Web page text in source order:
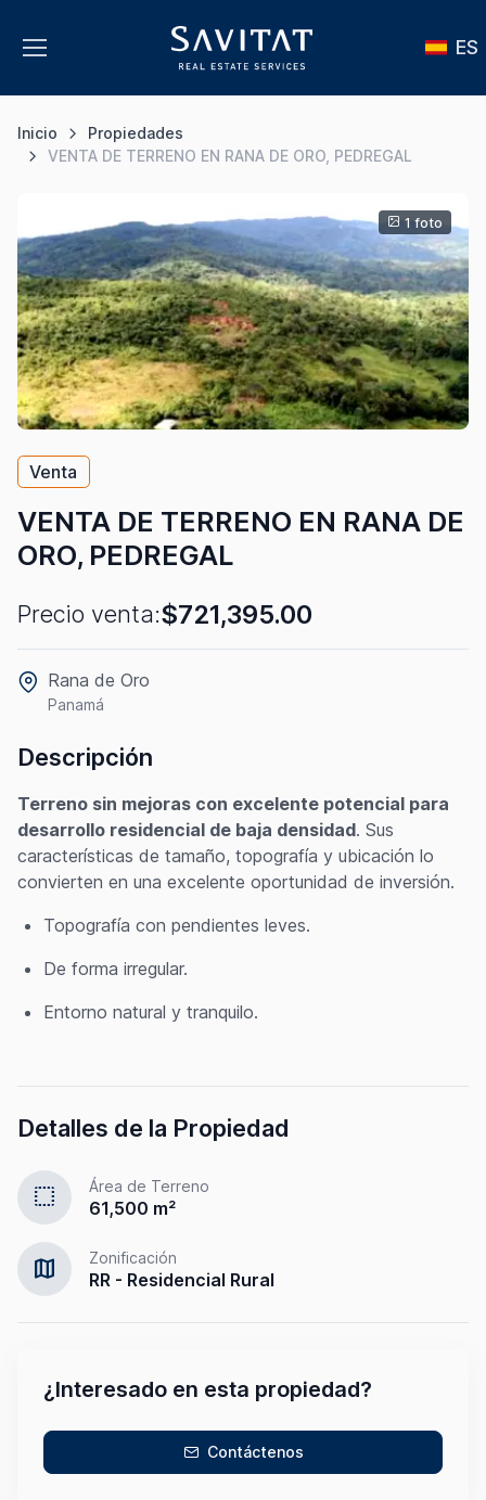
ES
Inicio
Propiedades
VENTA DE TERRENO EN RANA DE ORO, PEDREGAL
1 foto
Venta
VENTA DE TERRENO EN RANA DE
ORO, PEDREGAL
Precio venta:$721,395.00
Rana de Oro
Panamá
Descripción
Terreno sin mejoras con excelente potencial para
desarrollo residencial de baja densidad. Sus
características de tamaño, topografía y ubicación lo
convierten en una excelente oportunidad de inversión.
Topografía con pendientes leves.
De forma irregular.
Entorno natural y tranquilo.
Detalles de la Propiedad
select Área de Terreno
61,500 m²
map Zonificación
RR - Residencial Rural
¿Interesado en esta propiedad?
Contáctenos